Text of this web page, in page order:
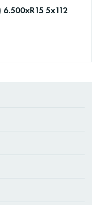
5x112